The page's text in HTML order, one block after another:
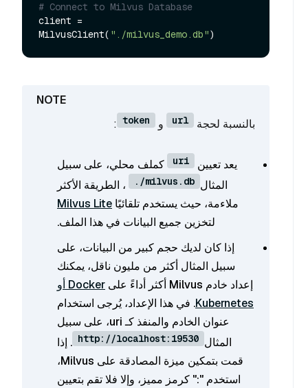
# Connect to Milvus Database
client =
MilvusClient( "./milvus_demo.db"
بالنسبة لحجة url و token
:
يعد تعيين uri
كملف محلي، على سبيل
المثال ./milvus.db
، الطريقة الأكثر
ملاءمة، حيث يستخدم تلقائيًا Milvus Lite
لتخزين جميع البيانات في هذا الملف.
إذا كان لديك حجم كبير من البيانات، على
سبيل المثال أكثر من مليون ناقل، يمكنك
إعداد خادم Milvus أكثر أداءً على
Docker أو
Kubernetes. في هذا الإعداد، يُرجى استخدام
عنوان الخادم والمنفذ كـ uri، على سبيل
المثال http://localhost:19530 . إذا
قمت بتمكين ميزة المصادقة على Milvus،
استخدم ":" كرمز مميز، وإلا فلا تقم بتعيين